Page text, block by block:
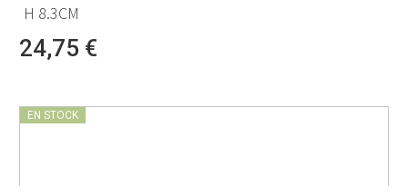
H 8.3CM
24,75 €
EN STOCK